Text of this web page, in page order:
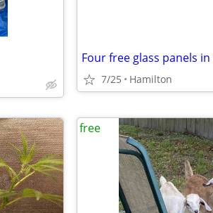
7/25 Hamilton
free